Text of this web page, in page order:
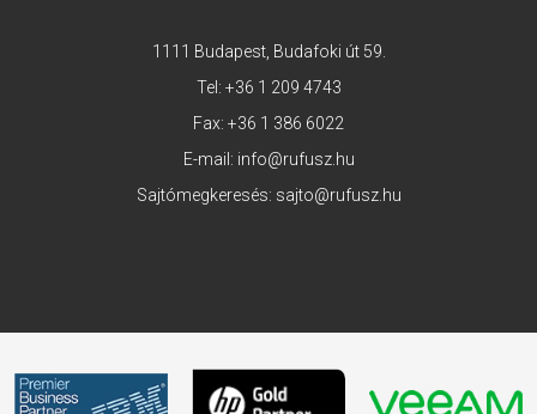
1111 Budapest, Budafoki út 59.
Tel: +36 1 209 4743
Fax: +36 1 386 6022
E-mail: info@rufusz.hu
Sajtómegkeresés: sajto@rufusz.hu